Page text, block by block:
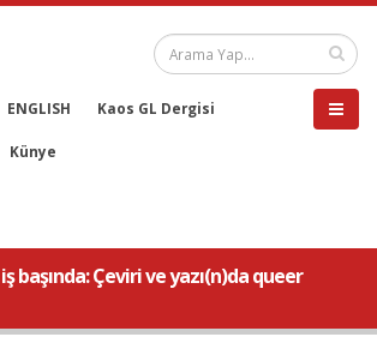
ENGLISH Kaos GL Dergisi
Künye
başında: Çeviri ve yazı(n)da queer